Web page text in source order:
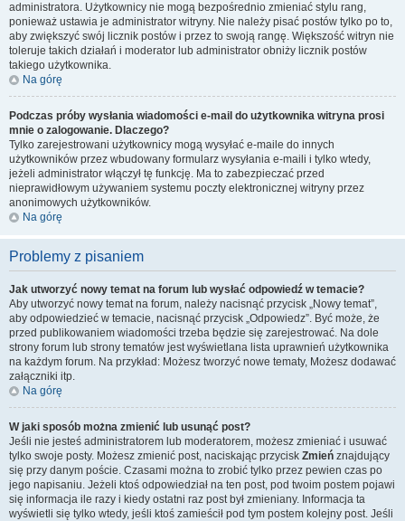
administratora. Użytkownicy nie mogą bezpośrednio zmieniać stylu rang,
ponieważ ustawia je administrator witryny. Nie należy pisać postów tylko po to,
aby zwiększyć swój licznik postów i przez to swoją rangę. Większość witryn nie
toleruje takich działań i moderator lub administrator obniży licznik postów
takiego użytkownika.
Na górę
Podczas próby wysłania wiadomości e-mail do użytkownika witryna prosi
mnie o zalogowanie. Dlaczego?
Tylko zarejestrowani użytkownicy mogą wysyłać e-maile do innych
użytkowników przez wbudowany formularz wysyłania e-maili i tylko wtedy,
jeżeli administrator włączył tę funkcję. Ma to zabezpieczać przed
nieprawidłowym używaniem systemu poczty elektronicznej witryny przez
anonimowych użytkowników.
Na górę
Problemy z pisaniem
Jak utworzyć nowy temat na forum lub wysłać odpowiedź w temacie?
Aby utworzyć nowy temat na forum, należy nacisnąć przycisk „Nowy temat”,
aby odpowiedzieć w temacie, nacisnąć przycisk „Odpowiedz”. Być może, że
przed publikowaniem wiadomości trzeba będzie się zarejestrować. Na dole
strony forum lub strony tematów jest wyświetlana lista uprawnień użytkownika
na każdym forum. Na przykład: Możesz tworzyć nowe tematy, Możesz dodawać
załączniki itp.
Na górę
W jaki sposób można zmienić lub usunąć post?
Jeśli nie jesteś administratorem lub moderatorem, możesz zmieniać i usuwać
tylko swoje posty. Możesz zmienić post, naciskając przycisk Zmień znajdujący
się przy danym poście. Czasami można to zrobić tylko przez pewien czas po
jego napisaniu. Jeżeli ktoś odpowiedział na ten post, pod twoim postem pojawi
się informacja ile razy i kiedy ostatni raz post był zmieniany. Informacja ta
wyświetli się tylko wtedy, jeśli ktoś zamieścił pod tym postem kolejny post. Jeśli